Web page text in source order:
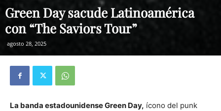
Green Day sacude Latinoamérica
con “The Saviors Tour”
agosto 28, 2025
La banda estadounidense Green Day, ícono del punk